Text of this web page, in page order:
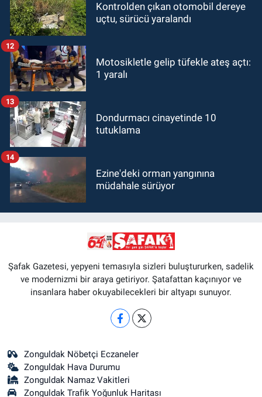
Kontrolden çıkan otomobil dereye
uçtu, sürücü yaralandı
Motosikletle gelip tüfekle ateş açtı:
1 yaralı
12
Dondurmacı cinayetinde 10
tutuklama
13
Ezine'deki orman yangınına
müdahale sürüyor
14
Şafak Gazetesi, yepyeni temasıyla sizleri buluştururken, sadelik
ve modernizmi bir araya getiriyor. Şatafattan kaçınıyor ve
insanlara haber okuyabilecekleri bir altyapı sunuyor.
Zonguldak Nöbetçi Eczaneler
Zonguldak Hava Durumu
Zonguldak Namaz Vakitleri
Zonguldak Trafik Yoğunluk Haritası